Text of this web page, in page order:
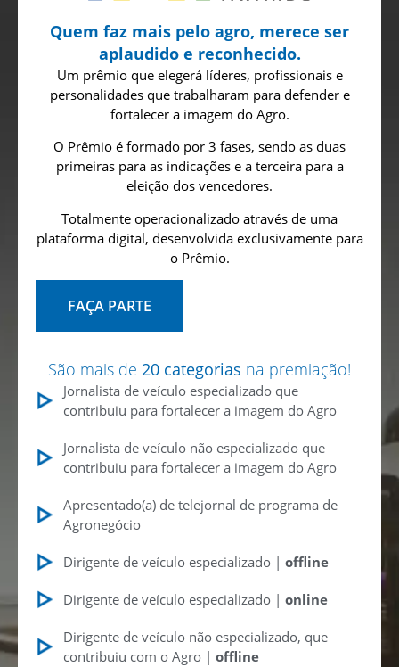
Quem faz mais pelo agro, merece ser
aplaudido e reconhecido.
Um prêmio que elegerá líderes, profissionais e
personalidades que trabalharam para defender e
fortalecer a imagem do Agro.
O Prêmio é formado por 3 fases, sendo as duas
primeiras para as indicações e a terceira para a
eleição dos vencedores.
Totalmente operacionalizado através de uma
plataforma digital, desenvolvida exclusivamente para
o Prêmio.
FAÇA PARTE
São mais de 20 categorias na premiação!
Jornalista de veículo especializado que
contribuiu para fortalecer a imagem do Agro
Jornalista de veículo não especializado que
contribuiu para fortalecer a imagem do Agro
Apresentado(a) de telejornal de programa de
Agronegócio
Dirigente de veículo especializado |offline
Dirigente de veículo especializado |online
Dirigente de veículo não especializado, que
contribuiu com o Agro |offline